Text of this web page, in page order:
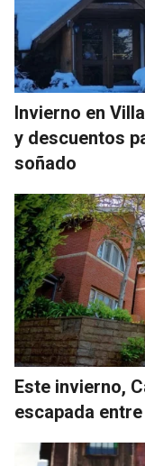
Invierno en
y descuentos
soñado
Este invierno,
escapada